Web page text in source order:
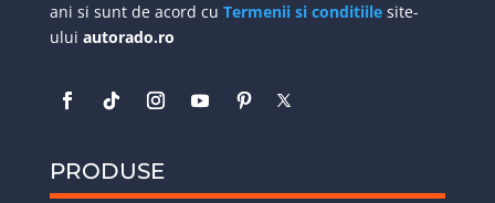
ani si sunt de acord cu Termenii si conditiilesite-
ului autorado.ro
PRODUSE